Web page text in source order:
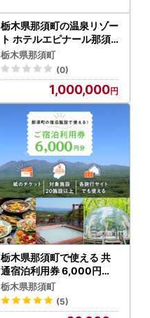
栃木県那須町の温泉リゾー
ト ホテルエピナール那須
施設利用券 300,000円分
｜ 温泉 露天風呂 宿泊 旅行
チケット 宿泊券 宿泊ギフ
ト券 利用券 観光 リゾート
ホテル アクティビティ 栃
木県 那須町 ホテル エピナ
ール エピナール那須 〔P-
178〕
栃木県那須町
(0)
1,000,000
栃木県那須町で使える 共
通宿泊利用券 6,000円分
（3,000円×2枚）〔C-8
〕｜宿泊 旅行 チケット 宿
泊券 温泉 露天風呂 旅行券
栃木県那須町
(5)